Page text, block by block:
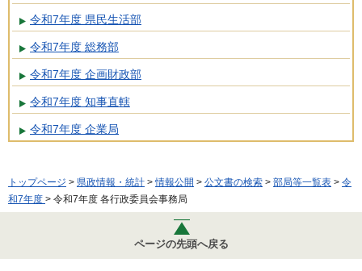
令和7年度 県民生活部
令和7年度 総務部
令和7年度 企画財政部
令和7年度 知事直轄
令和7年度 企業局
トップページ > 県政情報・統計 >情報公開 > 公文書の検索 > 部局等一覧表 > 令
和7年度 > 令和7年度 各行政委員会事務局
ページの先頭へ戻る